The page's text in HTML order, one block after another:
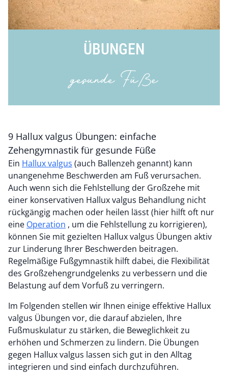
ÜBUNGEN
gesunde Füße
9 Hallux valgus Übungen: einfache
Zehengymnastik für gesunde Füße
Ein Hallux valgus (auch Ballenzeh genannt) kann
unangenehme Beschwerden am Fuß verursachen.
Auch wenn sich die Fehlstellung der Großzehe mit
einer konservativen Hallux valgus Behandlung nicht
rückgängig machen oder heilen lässt (hier hilft oft nur
eine Operation , um die Fehlstellung zu korrigieren),
können Sie mit gezielten Hallux valgus Übungen aktiv
zur Linderung Ihrer Beschwerden beitragen.
Regelmäßige Fußgymnastik hilft dabei, die Flexibilität
des Großzehengrundgelenks zu verbessern und die
Belastung auf dem Vorfuß zu verringern.
Im Folgenden stellen wir Ihnen einige effektive Hallux
valgus Übungen vor, die darauf abzielen, Ihre
Fußmuskulatur zu stärken, die Beweglichkeit zu
erhöhen und Schmerzen zu lindern. Die Übungen
gegen Hallux valgus lassen sich gut in den Alltag
integrieren und sind einfach durchzuführen.